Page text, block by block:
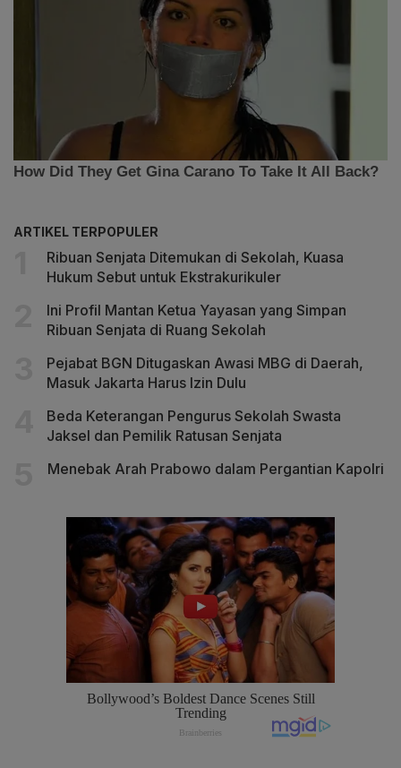
ARTIKEL TERPOPULER
Ribuan Senjata Ditemukan di Sekolah, Kuasa
Hukum Sebut untuk Ekstrakurikuler
Ini Profil Mantan Ketua Yayasan yang Simpan
Ribuan Senjata di Ruang Sekolah
Pejabat BGN Ditugaskan Awasi MBG di Daerah,
Masuk Jakarta Harus Izin Dulu
Beda Keterangan Pengurus Sekolah Swasta
Jaksel dan Pemilik Ratusan Senjata
Menebak Arah Prabowo dalam Pergantian Kapolri